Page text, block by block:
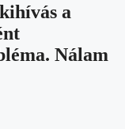
a
Nálam